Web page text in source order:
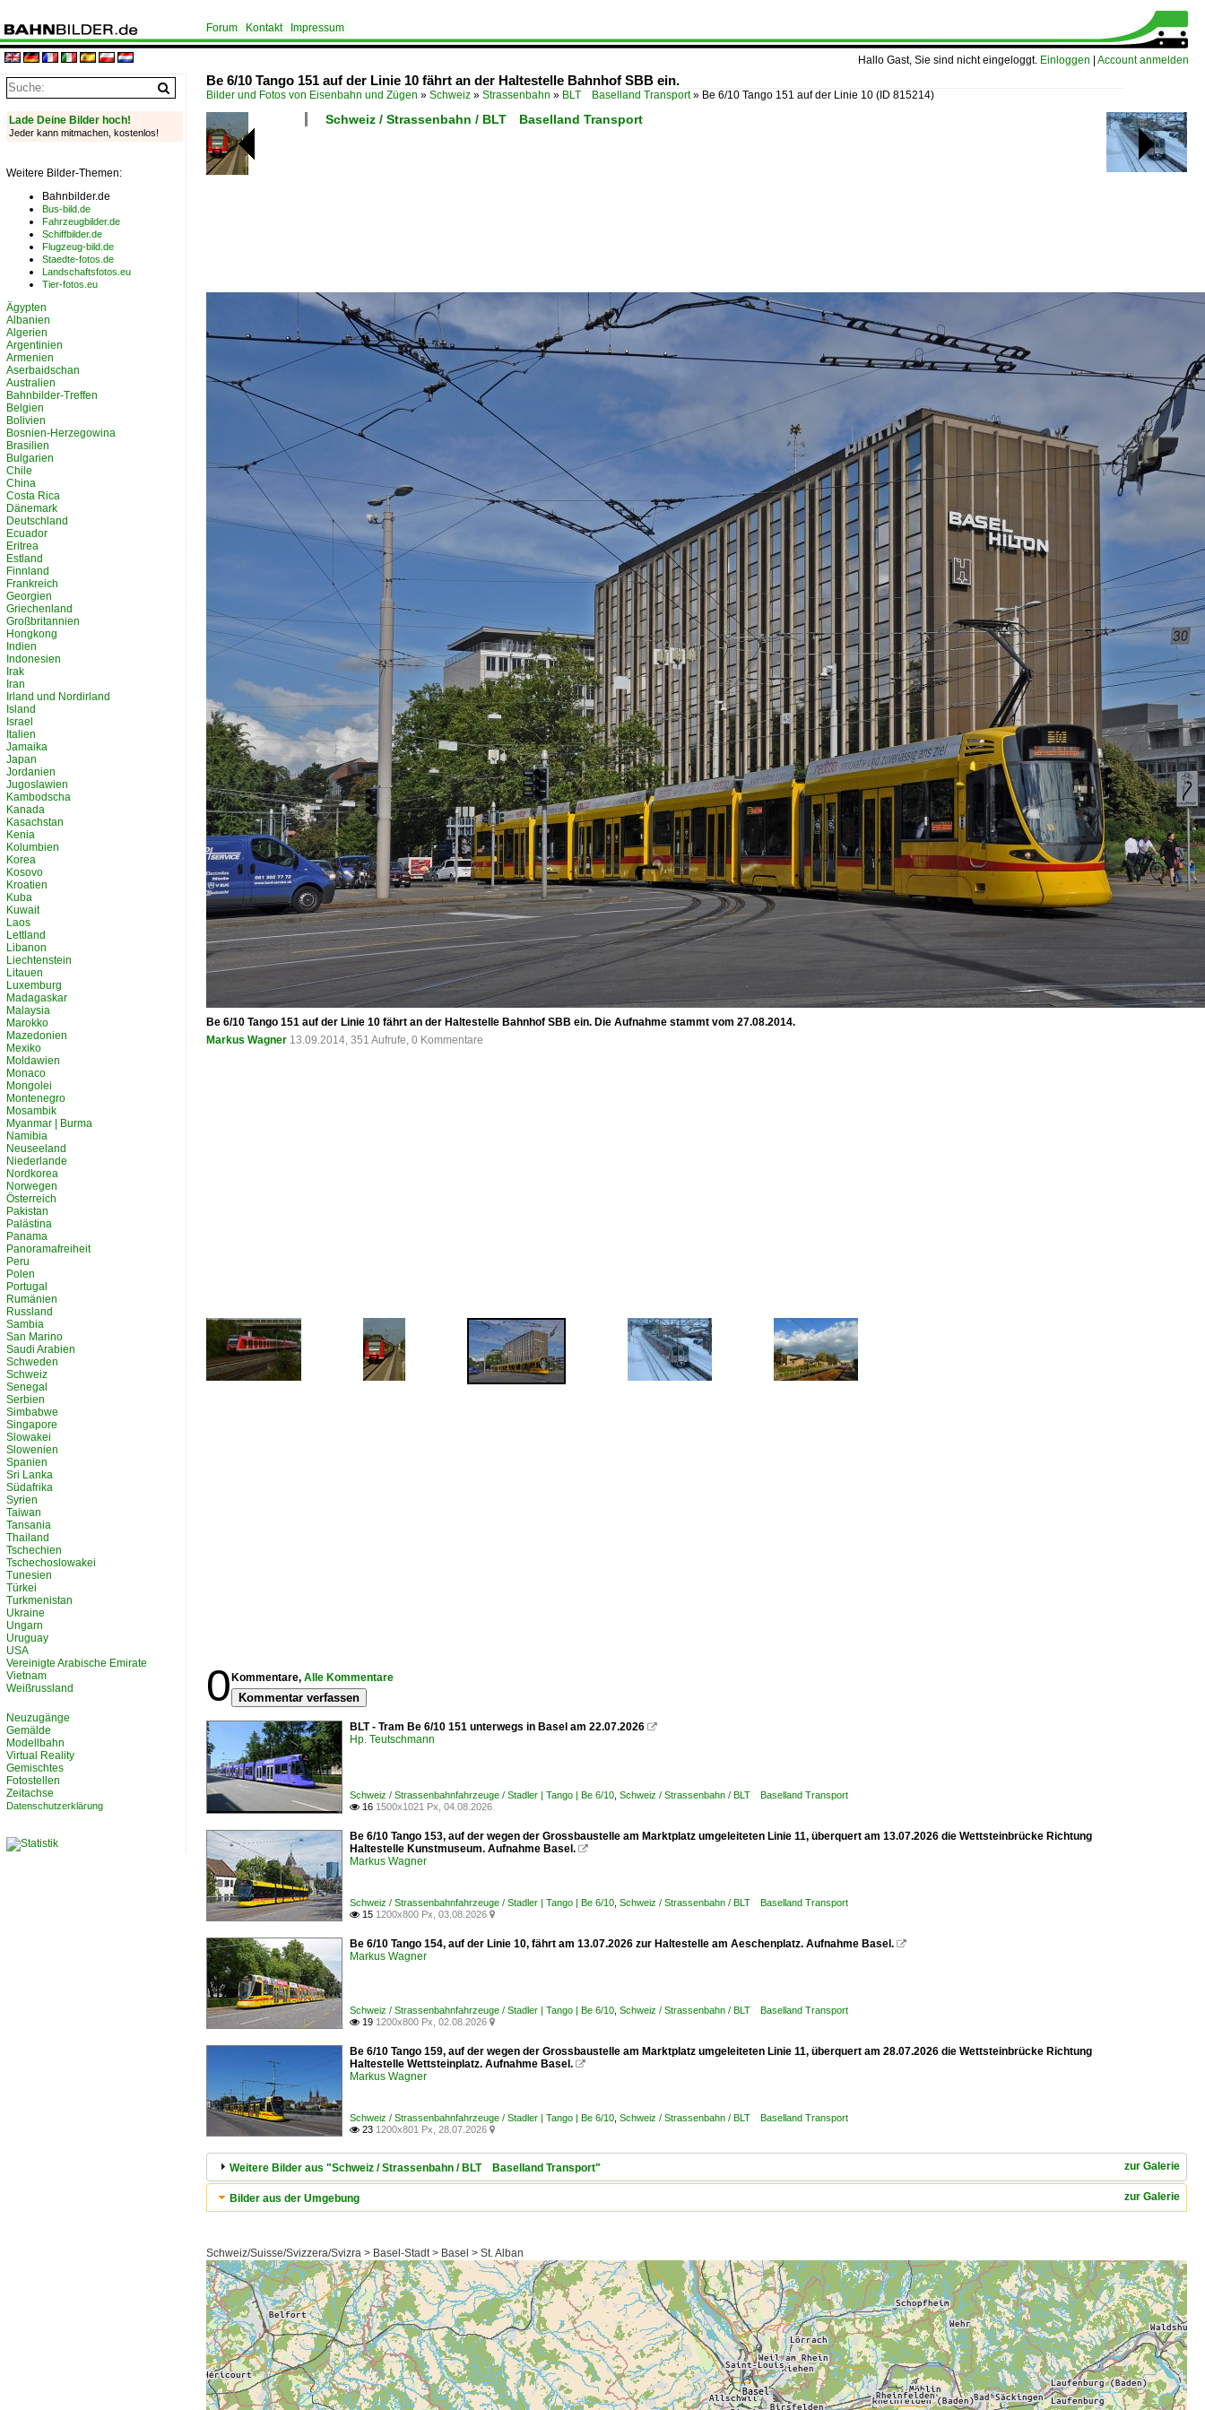
Hallo Gast, Sie sind nicht eingeloggt. Einloggen Account anmelden
Forum Kontakt Impressum
Be 6/10 Tango 151 auf der Linie 10 fährt an der Haltestelle Bahnhof SBB ein.
Bilder und Fotos von Eisenbahn und Zügen » Schweiz » Strassenbahn » BLT Baselland Transport» Be 6/10 Tango 151 auf der Linie 10 (ID 815214)
Schweiz / Strassenbahn / BLT Baselland Transport
Be 6/10 Tango 151 auf der Linie 10 fährt an der Haltestelle Bahnhof SBB ein. Die Aufnahme stammt vom 27.08.2014.
Markus Wagner 13.09.2014, 351 Aufrufe, 0 Kommentare
0 Kommentare, Alle Kommentare
Kommentar verfassen
BLT - Tram Be 6/10 151 unterwegs in Basel am 22.07.2026 
Hp. Teutschmann
Schweiz / Strassenbahnfahrzeuge / Stadler | Tango | Be 6/10 Schweiz / Strassenbahn / BLT Baselland Transport
 16 1500x1021 Px, 04.08.2026
Be 6/10 Tango 153, auf der wegen der Grossbaustelle am Marktplatz umgeleiteten Linie 11, überquert am 13.07.2026 die Wettsteinbrücke Richtung
Haltestelle Kunstmuseum. Aufnahme Basel. 
Markus Wagner
Schweiz / Strassenbahnfahrzeuge / Stadler | Tango | Be 6/10 Schweiz / Strassenbahn / BLT Baselland Transport
 15 1200x800 Px, 03.08.2026 
Be 6/10 Tango 154, auf der Linie 10, fährt am 13.07.2026 zur Haltestelle am Aeschenplatz. Aufnahme Basel. 
Markus Wagner
Schweiz / Strassenbahnfahrzeuge / Stadler | Tango | Be 6/10 Schweiz / Strassenbahn / BLT Baselland Transport
 19 1200x800 Px, 02.08.2026 
Be 6/10 Tango 159, auf der wegen der Grossbaustelle am Marktplatz umgeleiteten Linie 11, überquert am 28.07.2026 die Wettsteinbrücke Richtung
Haltestelle Wettsteinplatz. Aufnahme Basel. 
Markus Wagner
Schweiz / Strassenbahnfahrzeuge / Stadler | Tango | Be 6/10 Schweiz / Strassenbahn / BLT Baselland Transport
 23 1200x801 Px, 28.07.2026 
zur Galerie
Weitere Bilder aus "Schweiz / Strassenbahn / BLT Baselland Transport"
zur Galerie
Bilder aus der Umgebung
Schweiz/Suisse/Svizzera/Svizra > Basel-Stadt > Basel > St. Alban
Lade Deine Bilder hoch!
Jeder kann mitmachen, kostenlos!
Weitere Bilder-Themen:
Bahnbilder.de
Bus-bild.de
Fahrzeugbilder.de
Schiffbilder.de
Flugzeug-bild.de
Staedte-fotos.de
Landschaftsfotos.eu
Tier-fotos.eu
Ägypten
Albanien
Algerien
Argentinien
Armenien
Aserbaidschan
Australien
Bahnbilder-Treffen
Belgien
Bolivien
Bosnien-Herzegowina
Brasilien
Bulgarien
Chile
China
Costa Rica
Dänemark
Deutschland
Ecuador
Eritrea
Estland
Finnland
Frankreich
Georgien
Griechenland
Großbritannien
Hongkong
Indien
Indonesien
Irak
Iran
Irland und Nordirland
Island
Israel
Italien
Jamaika
Japan
Jordanien
Jugoslawien
Kambodscha
Kanada
Kasachstan
Kenia
Kolumbien
Korea
Kosovo
Kroatien
Kuba
Kuwait
Laos
Lettland
Libanon
Liechtenstein
Litauen
Luxemburg
Madagaskar
Malaysia
Marokko
Mazedonien
Mexiko
Moldawien
Monaco
Mongolei
Montenegro
Mosambik
Myanmar | Burma
Namibia
Neuseeland
Niederlande
Nordkorea
Norwegen
Österreich
Pakistan
Palästina
Panama
Panoramafreiheit
Peru
Polen
Portugal
Rumänien
Russland
Sambia
San Marino
Saudi Arabien
Schweden
Schweiz
Senegal
Serbien
Simbabwe
Singapore
Slowakei
Slowenien
Spanien
Sri Lanka
Südafrika
Syrien
Taiwan
Tansania
Thailand
Tschechien
Tschechoslowakei
Tunesien
Türkei
Turkmenistan
Ukraine
Ungarn
Uruguay
USA
Vereinigte Arabische Emirate
Vietnam
Weißrussland
Neuzugänge
Gemälde
Modellbahn
Virtual Reality
Gemischtes
Fotostellen
Zeitachse
Datenschutzerklärung